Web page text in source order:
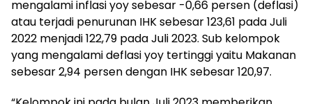
mengalami inflasi yoy sebesar -0,66 persen (deflasi)
atau terjadi penurunan IHK sebesar 123,61 pada Juli
2022 menjadi 122,79 pada Juli 2023. Sub kelompok
yang mengalami deflasi yoy tertinggi yaitu Makanan
sebesar 2,94 persen dengan IHK sebesar 120,97.